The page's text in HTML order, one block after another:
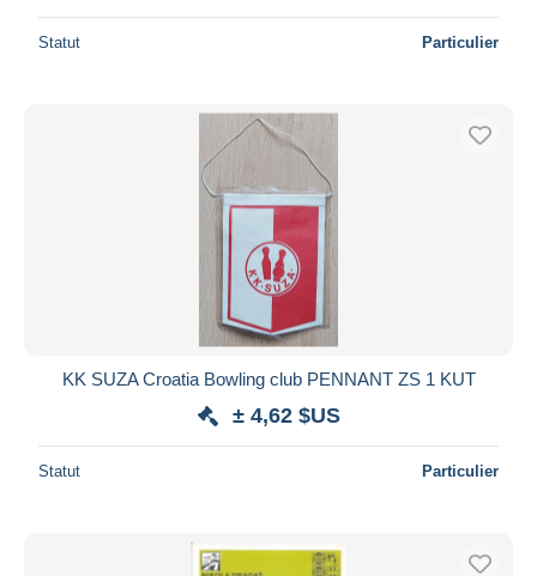
Statut Particulier
KK SUZA Croatia Bowling club PENNANT ZS 1 KUT
± 4,62 $US
Statut Particulier